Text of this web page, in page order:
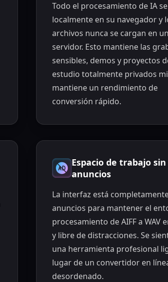
Todo el procesamiento de IA
localmente en su navegador y
archivos nunca se cargan en un
servidor. Esto mantiene las
sensibles, demos y proyectos
estudio totalmente privados
mantiene un rendimiento de
conversión rápido.
Espacio de trabajo sin
anuncios
La interfaz está
anuncios para mantener el
procesamiento de AIFF a WAV
y libre de distracciones. Se
una herramienta profesional
lugar de un convertidor en
desordenado.